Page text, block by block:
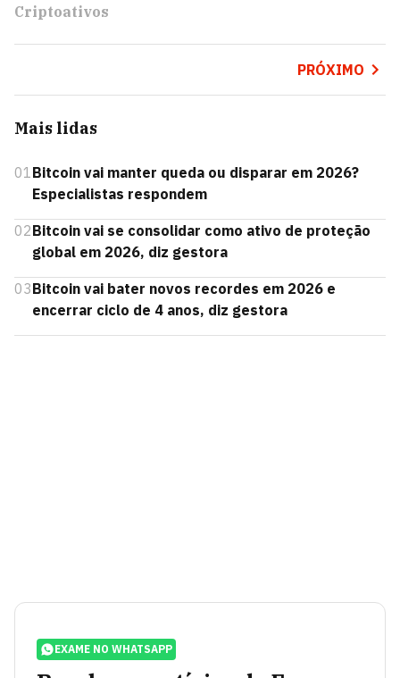
Criptoativos
PRÓXIMO
Mais lidas
01Bitcoin vai manter queda ou disparar em 2026?
Especialistas respondem
02Bitcoin vai se consolidar como ativo de proteção
global em 2026, diz gestora
03Bitcoin vai bater novos recordes em 2026 e
encerrar ciclo de 4 anos, diz gestora
EXAME NO WHATSAPP